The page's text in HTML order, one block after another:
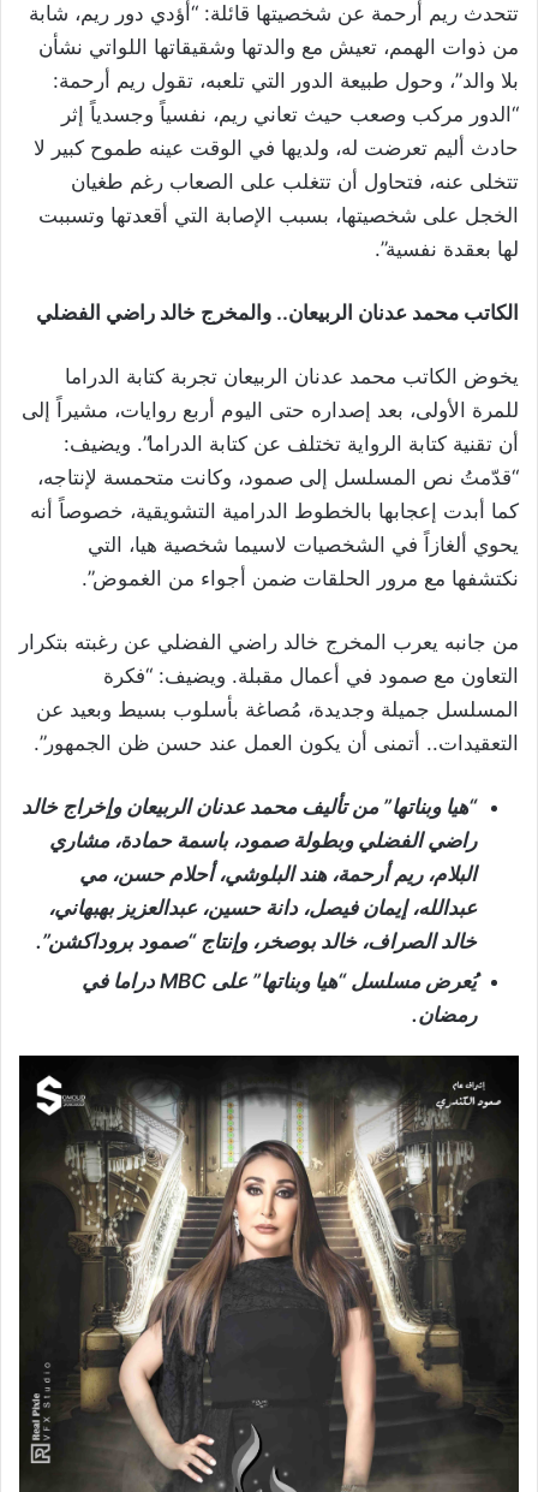
تتحدث ريم أرحمة عن شخصيتها قائلة: “أؤدي دور ريم، شابة
من ذوات الهمم، تعيش مع والدتها وشقيقاتها اللواتي نشأن
بلا والد”، وحول طبيعة الدور التي تلعبه، تقول ريم أرحمة:
“الدور مركب وصعب حيث تعاني ريم، نفسياً وجسدياً إثر
حادث أليم تعرضت له، ولديها في الوقت عينه طموح كبير لا
تتخلى عنه، فتحاول أن تتغلب على الصعاب رغم طغيان
الخجل على شخصيتها، بسبب الإصابة التي أقعدتها وتسببت
لها بعقدة نفسية”.
الكاتب محمد عدنان الربيعان.. والمخرج خالد راضي الفضلي
يخوض الكاتب محمد عدنان الربيعان تجربة كتابة الدراما
للمرة الأولى، بعد إصداره حتى اليوم أربع روايات، مشيراً إلى
أن تقنية كتابة الرواية تختلف عن كتابة الدراما”. ويضيف:
“قدّمتُ نص المسلسل إلى صمود، وكانت متحمسة لإنتاجه،
كما أبدت إعجابها بالخطوط الدرامية التشويقية، خصوصاً أنه
يحوي ألغازاً في الشخصيات لاسيما شخصية هيا، التي
نكتشفها مع مرور الحلقات ضمن أجواء من الغموض”.
من جانبه يعرب المخرج خالد راضي الفضلي عن رغبته بتكرار
التعاون مع صمود في أعمال مقبلة. ويضيف: “فكرة
المسلسل جميلة وجديدة، مُصاغة بأسلوب بسيط وبعيد عن
التعقيدات.. أتمنى أن يكون العمل عند حسن ظن الجمهور”.
“هيا وبناتها” من تأليف محمد عدنان الربيعان وإخراج خالد
راضي الفضلي وبطولة صمود، باسمة حمادة، مشاري
البلام، ريم أرحمة، هند البلوشي، أحلام حسن، مي
عبدالله، إيمان فيصل، دانة حسين، عبدالعزيز بهبهاني،
خالد الصراف، خالد بوصخر، وإنتاج “صمود بروداكشن”.
يُعرض مسلسل “هيا وبناتها” على MBC دراما في
رمضان.